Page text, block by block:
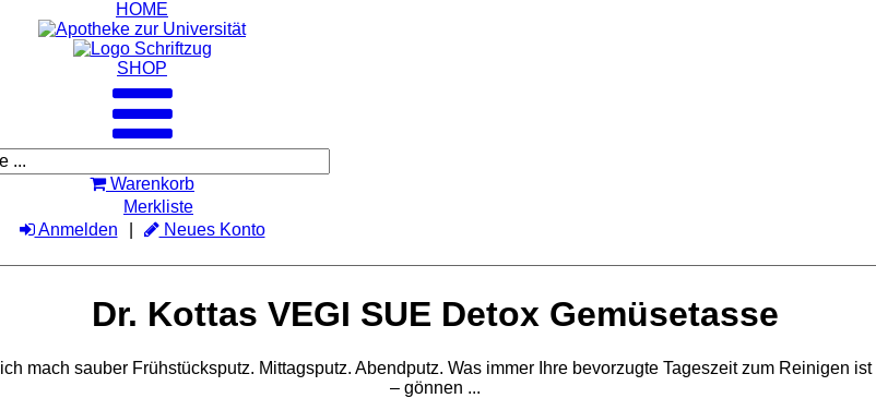
HOME
SHOP
Warenkorb
Merkliste
Anmelden
Neues Konto
Dr. Kottas VEGI SUE Detox Gemüsetasse
ich mach sauber Frühstücksputz. Mittagsputz. Abendputz. Was immer Ihre bevorzugte Tageszeit zum Reinigen ist
– gönnen ...